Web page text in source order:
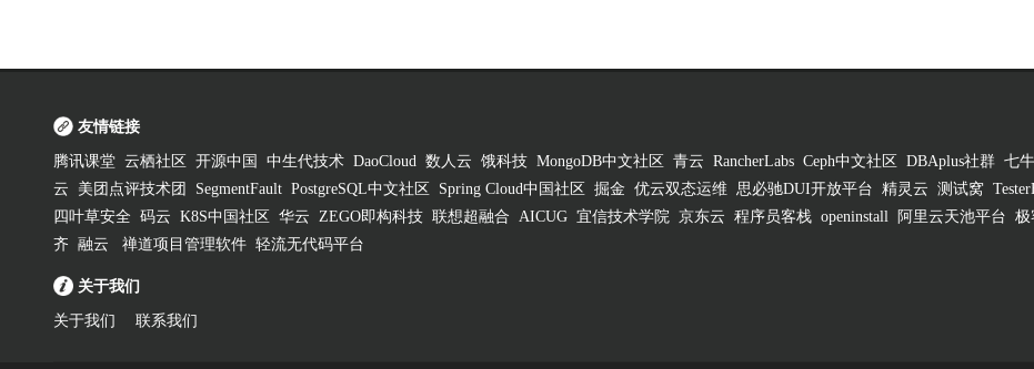
友情链接
腾讯课堂 云栖社区 开源中国 中生代技术 DaoCloud 数人云 饿科技 MongoDB中文社区 青云 RancherLabs Ceph中文社区 DBAplus社群 七
云
美团点评技术团 SegmentFault PostgreSQL中文社区 Spring Cloud中国社区 掘金 优云双态运维 思必驰DUI开放平台 精灵云 测试窝
四叶草安全 码云 K8S中国社区 华云 ZEGO即构科技 联想超融合 AICUG 宜信技术学院 京东云 程序员客栈 openinstall 阿里云天池平台 极
齐 融云 禅道项目管理软件 轻流无代码平台
关于我们
关于我们 联系我们